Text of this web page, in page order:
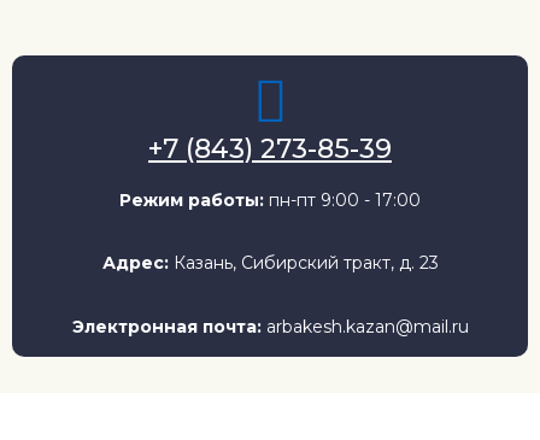
+7 (843) 273-85-39
Режим работы: пн-пт 9:00 - 17:00
Адрес: Казань, Сибирский тракт, д. 23
Электронная почта: arbakesh.kazan@mail.ru